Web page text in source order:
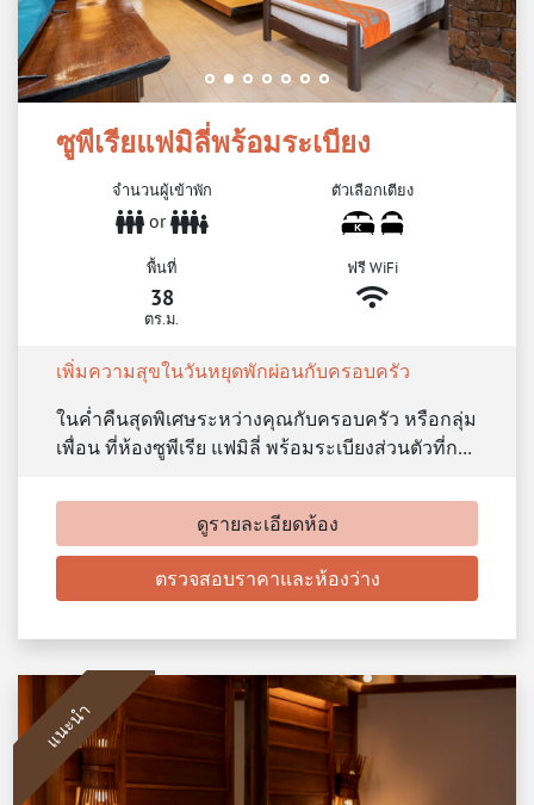
ซูพีเรียแฟมิลี่พร้อมระเบียง
จำนวนผู้เข้าพัก
or
ตัวเลือกเตียง
พื้นที่
38
ตร.ม.
ฟรี WiFi
เพิ่มความสุขในวันหยุดพักผ่อนกับครอบครัว
ในค่ำคืนสุดพิเศษระหว่างคุณกับครอบครัว หรือกลุ่ม
เพื่อน ที่ห้องซูพีเรีย แฟมิลี่ พร้อมระเบียงส่วนตัวที่ก…
ดูรายละเอียดห้อง
ตรวจสอบราคาและห้องว่าง
แนะนำ